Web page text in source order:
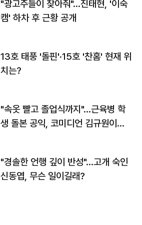
"광고주들이 찾아줘"…진태현, '이숙
캠' 하차 후 근황 공개
13호 태풍 '돌핀'·15호 '찬홈' 현재 위
치는?
"속옷 빨고 졸업식까지"…근육병 학
생 돌본 공익, 코미디언 김규원이었
"경솔한 언행 깊이 반성"…고개 숙인
신동엽, 무슨 일이길래?